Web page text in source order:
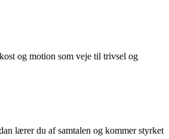
og motion som veje til trivsel og
lærer du af samtalen og kommer styrket